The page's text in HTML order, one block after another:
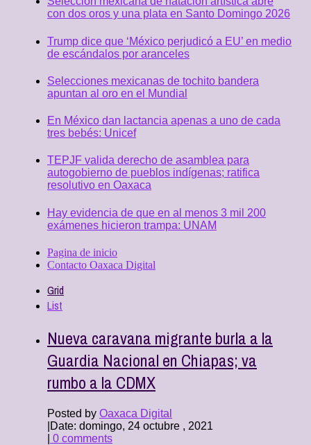
con dos oros y una plata en Santo Domingo 2026
Trump dice que ‘México perjudicó a EU’ en medio
de escándalos por aranceles
Selecciones mexicanas de tochito bandera
apuntan al oro en el Mundial
En México dan lactancia apenas a uno de cada
tres bebés: Unicef
TEPJF valida derecho de asamblea para
autogobierno de pueblos indígenas; ratifica
resolutivo en Oaxaca
Hay evidencia de que en al menos 3 mil 200
exámenes hicieron trampa: UNAM
Pagina de inicio
Contacto Oaxaca Digital
Grid
List
Nueva caravana migrante burla a la
Guardia Nacional en Chiapas; va
rumbo a la CDMX
Posted by Oaxaca Digital
Date: domingo, 24 octubre , 2021
0 comments